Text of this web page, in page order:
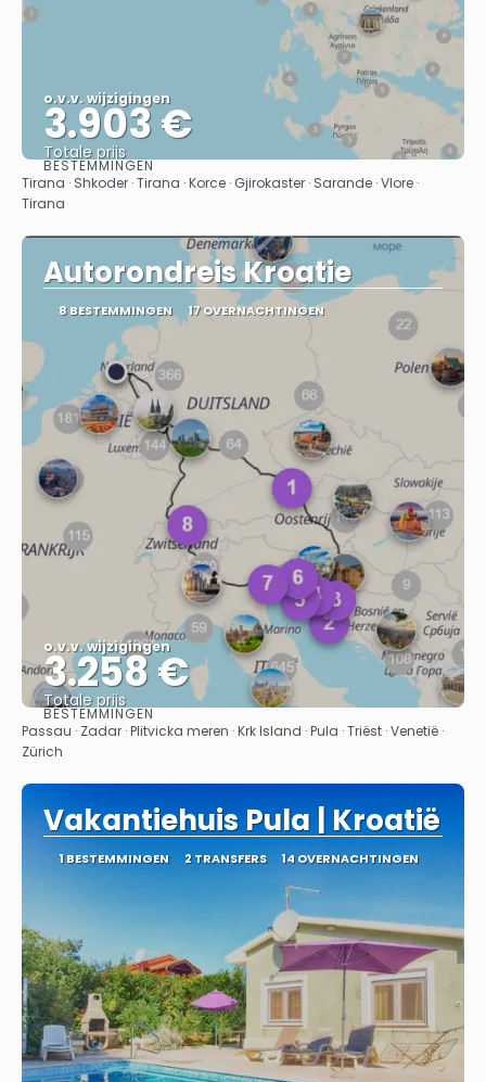
o.v.v. wijzigingen
3.903 €
Totale prijs
Bekijk
BESTEMMINGEN
Tirana · Shkoder · Tirana · Korce · Gjirokaster · Sarande · Vlore ·
Tirana
Autorondreis Kroatie
8 BESTEMMINGEN 17 OVERNACHTINGEN
o.v.v. wijzigingen
3.258 €
Totale prijs
Bekijk
BESTEMMINGEN
Passau · Zadar · Plitvicka meren · Krk Island · Pula · Triëst · Venetië ·
Zürich
Vakantiehuis Pula | Kroatië
1 BESTEMMINGEN 2 TRANSFERS 14 OVERNACHTINGEN